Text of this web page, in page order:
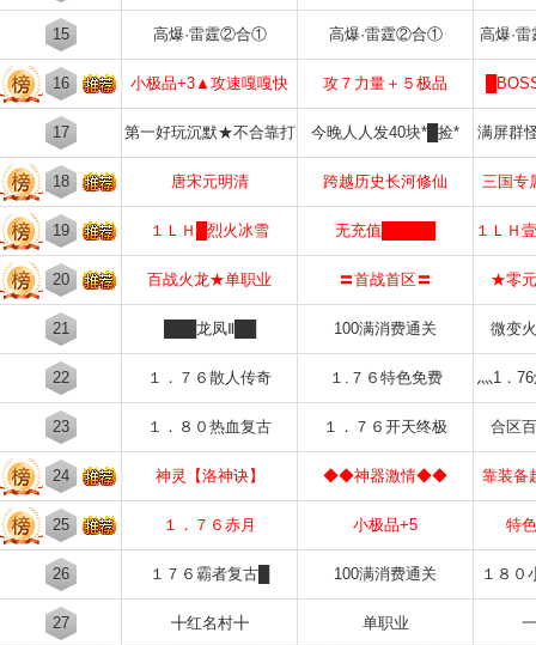
15 高爆·雷霆②合① 高爆·雷霆②合① 高爆·
16 小极品+3▲攻速嘎嘎快 攻７力量＋５极品
17 第一好玩沉默★不合靠打 今晚人人发40块*█捡* 满屏群
18 唐宋元明清 跨越历史长河修仙 三国专
19 １ＬＨ█烈火冰雪 无充值█████ １ＬＨ
20 百战火龙★单职业 〓首战首区〓 ★零
21 ███龙凤Ⅱ██ 100满消费通关 微变
22 １．７６散人传奇 １.７６特色免费 灬1．
23 １．８０热血复古 １．７６开天终极 合区
24 神灵【洛神诀】 ◆◆神器激情◆◆ 靠装备
25 １．７６赤月 小极品+5 特
26 １７６霸者复古█ 100满消费通关 １８０
27 ╋红名村╋ 单职业